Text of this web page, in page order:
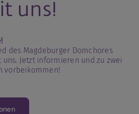
uns!
des Magdeburger Domchores
Jetzt informieren und zu zwei
vorbeikommen!